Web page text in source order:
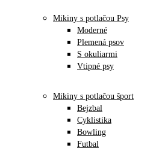
Mikiny s potlačou Psy
Moderné
Plemená psov
S okuliarmi
Vtipné psy
Mikiny s potlačou šport
Bejzbal
Cyklistika
Bowling
Futbal